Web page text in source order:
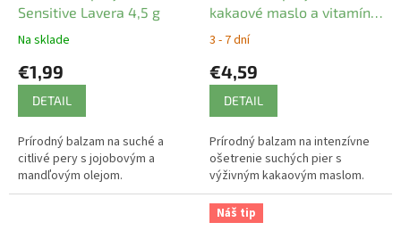
Sensitive Lavera 4,5 g
Na sklade
€1,99
DETAIL
Prírodný balzam na suché a
citlivé pery s jojobovým a
mandľovým olejom.
kakaové maslo a vitamín E
Logona
3 - 7 dní
€4,59
DETAIL
Prírodný balzam na intenzívne
ošetrenie suchých pier s
výživným kakaovým maslom.
Náš tip